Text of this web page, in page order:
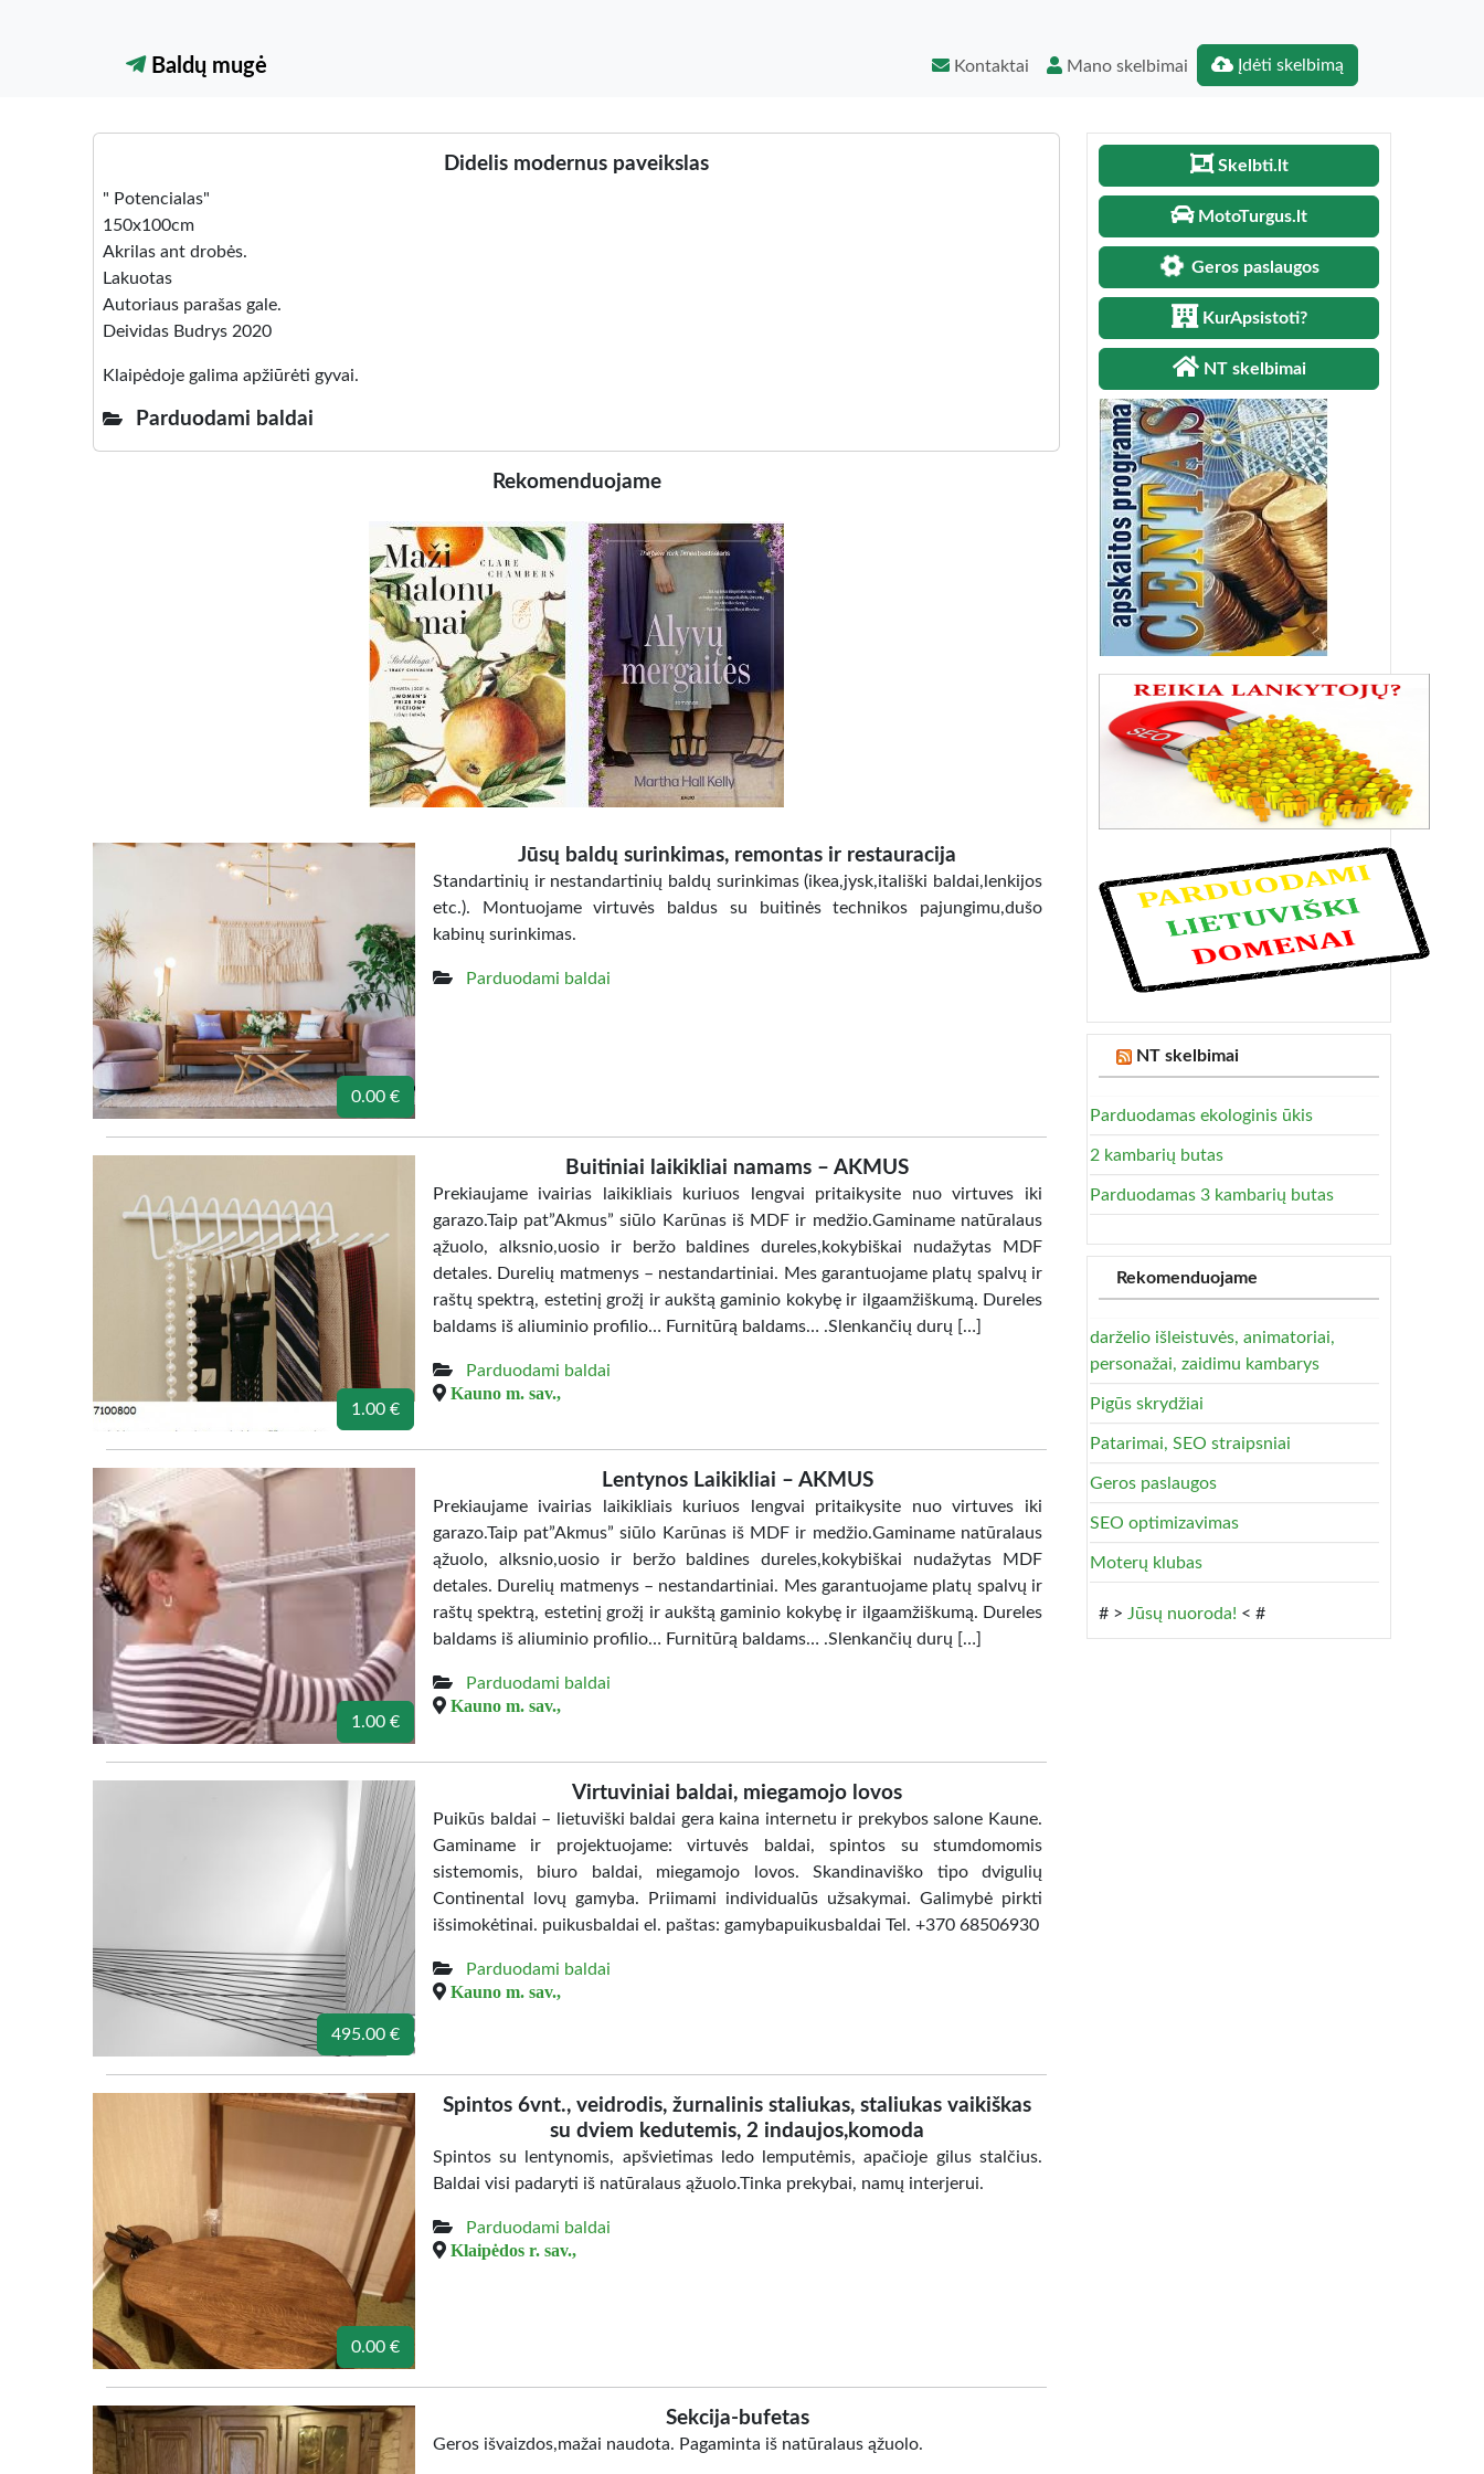
Baldų mugė Kontaktai Mano skelbimai Įdėti skelbimą
Didelis modernus paveikslas
" Potencialas"
150x100cm
Akrilas ant drobės.
Lakuotas
Autoriaus parašas gale.
Deividas Budrys 2020
Klaipėdoje galima apžiūrėti gyvai.
Parduodami baldai
Rekomenduojame
0.00 €
Jūsų baldų surinkimas, remontas ir restauracija
Standartinių ir nestandartinių baldų surinkimas (ikea,jysk,itališki baldai,lenkijos
etc.). Montuojame virtuvės baldus su buitinės technikos pajungimu,dušo
kabinų surinkimas.
Parduodami baldai
1.00 €
Buitiniai laikikliai namams – AKMUS
Prekiaujame ivairias laikikliais kuriuos lengvai pritaikysite nuo virtuves iki
garazo.Taip pat”Akmus” siūlo Karūnas iš MDF ir medžio.Gaminame natūralaus
ąžuolo, alksnio,uosio ir beržo baldines dureles,kokybiškai nudažytas MDF
detales. Durelių matmenys – nestandartiniai. Mes garantuojame platų spalvų ir
raštų spektrą, estetinį grožį ir aukštą gaminio kokybę ir ilgaamžiškumą. Dureles
baldams iš aliuminio profilio… Furnitūrą baldams… .Slenkančių durų […]
Parduodami baldai
Kauno m. sav.,
1.00 €
Lentynos Laikikliai – AKMUS
Prekiaujame ivairias laikikliais kuriuos lengvai pritaikysite nuo virtuves iki
garazo.Taip pat”Akmus” siūlo Karūnas iš MDF ir medžio.Gaminame natūralaus
ąžuolo, alksnio,uosio ir beržo baldines dureles,kokybiškai nudažytas MDF
detales. Durelių matmenys – nestandartiniai. Mes garantuojame platų spalvų ir
raštų spektrą, estetinį grožį ir aukštą gaminio kokybę ir ilgaamžiškumą. Dureles
baldams iš aliuminio profilio… Furnitūrą baldams… .Slenkančių durų […]
Parduodami baldai
Kauno m. sav.,
495.00 €
Virtuviniai baldai, miegamojo lovos
Puikūs baldai – lietuviški baldai gera kaina internetu ir prekybos salone Kaune.
Gaminame ir projektuojame: virtuvės baldai, spintos su stumdomomis
sistemomis, biuro baldai, miegamojo lovos. Skandinaviško tipo dvigulių
Continental lovų gamyba. Priimami individualūs užsakymai. Galimybė pirkti
išsimokėtinai. puikusbaldai el. paštas: gamybapuikusbaldai Tel. +370 68506930
Parduodami baldai
Kauno m. sav.,
0.00 €
Spintos 6vnt., veidrodis, žurnalinis staliukas, staliukas vaikiškas
su dviem kedutemis, 2 indaujos,komoda
Spintos su lentynomis, apšvietimas ledo lemputėmis, apačioje gilus stalčius.
Baldai visi padaryti iš natūralaus ąžuolo.Tinka prekybai, namų interjerui.
Parduodami baldai
Klaipėdos r. sav.,
Sekcija-bufetas
Geros išvaizdos,mažai naudota. Pagaminta iš natūralaus ąžuolo.
Skelbti.lt
MotoTurgus.lt
Geros paslaugos
KurApsistoti?
NT skelbimai
NT skelbimai
Parduodamas ekologinis ūkis
2 kambarių butas
Parduodamas 3 kambarių butas
Rekomenduojame
darželio išleistuvės, animatoriai,
personažai, zaidimu kambarys
Pigūs skrydžiai
Patarimai, SEO straipsniai
Geros paslaugos
SEO optimizavimas
Moterų klubas
# > Jūsų nuoroda! < #